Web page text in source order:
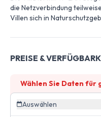
die Netzverbindung
Villen sich in
PREISE &
Wählen Sie Daten für
Auswählen